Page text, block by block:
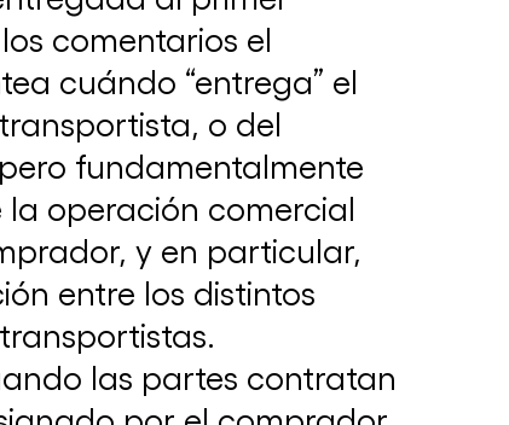
La CAC e ICC Argentina organizaron el
“Competition Day 2024”
12 de septiembre de 2024
comentarios el
cuándo “entrega” el
o del
fundamentalmente
la operación comercial
y en particular,
entre los distintos
las partes contratan